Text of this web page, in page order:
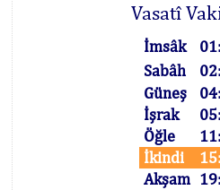
Vasatî
İmsâk
Sabâh
Güneş
İşrak
Öğle
İkindi
Akşam